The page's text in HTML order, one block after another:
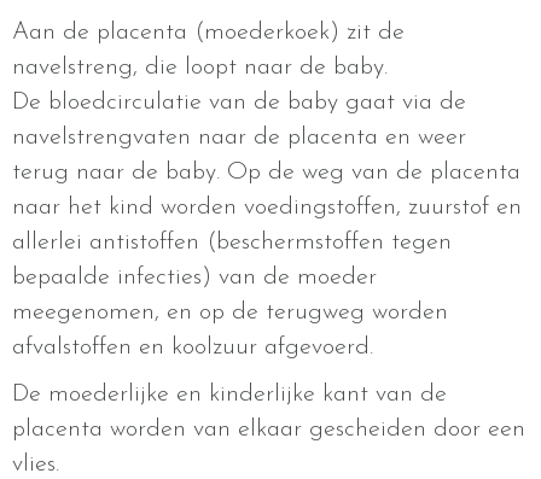
Aan de placenta (moederkoek) zit de
navelstreng, die loopt naar de baby.
De bloedcirculatie van de baby gaat via de
navelstrengvaten naar de placenta en weer
terug naar de baby. Op de weg van de placenta
naar het kind worden voedingstoffen, zuurstof en
allerlei antistoffen (beschermstoffen tegen
bepaalde infecties) van de moeder
meegenomen, en op de terugweg worden
afvalstoffen en koolzuur afgevoerd.
De moederlijke en kinderlijke kant van de
placenta worden van elkaar gescheiden door een
vlies.